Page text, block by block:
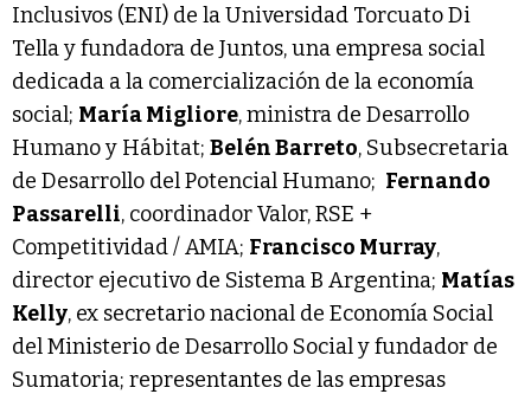
Inclusivos (ENI) de la Universidad Torcuato Di
Tella y fundadora de Juntos, una empresa social
dedicada a la comercialización de la economía
social; María Migliore, ministra de Desarrollo
Humano y Hábitat; Belén Barreto, Subsecretaria
de Desarrollo del Potencial Humano; Fernando
Passarelli, coordinador Valor, RSE +
Competitividad / AMIA; Francisco Murray,
director ejecutivo de Sistema B Argentina; Matías
Kelly, ex secretario nacional de Economía Social
del Ministerio de Desarrollo Social y fundador de
Sumatoria; representantes de las empresas